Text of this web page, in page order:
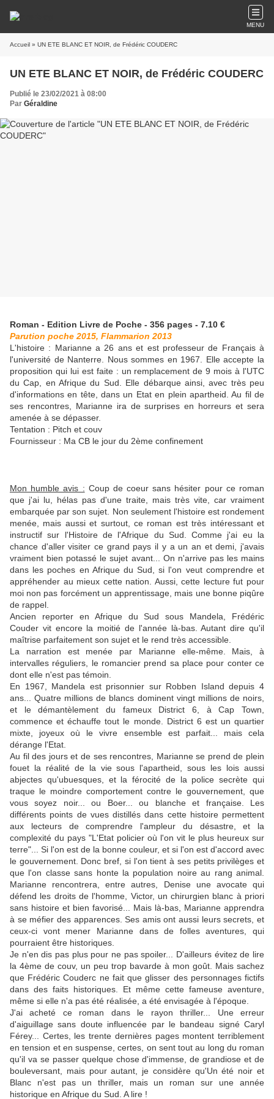
MENU
Accueil » UN ETE BLANC ET NOIR, de Frédéric COUDERC
UN ETE BLANC ET NOIR, de Frédéric COUDERC
Publié le 23/02/2021 à 08:00
Par Géraldine
Roman - Edition Livre de Poche - 356 pages - 7.10 €
Parution poche 2015, Flammarion 2013
L'histoire : Marianne a 26 ans et est professeur de Français à
l'université de Nanterre. Nous sommes en 1967. Elle accepte la
proposition qui lui est faite : un remplacement de 9 mois à l'UTC
du Cap, en Afrique du Sud. Elle débarque ainsi, avec très peu
d'informations en tête, dans un Etat en plein apartheid. Au fil de
ses rencontres, Marianne ira de surprises en horreurs et sera
amenée à se dépasser.
Tentation : Pitch et couv
Fournisseur : Ma CB le jour du 2ème confinement
Mon humble avis : Coup de coeur sans hésiter pour ce roman
que j'ai lu, hélas pas d'une traite, mais très vite, car vraiment
embarquée par son sujet. Non seulement l'histoire est rondement
menée, mais aussi et surtout, ce roman est très intéressant et
instructif sur l'Histoire de l'Afrique du Sud. Comme j'ai eu la
chance d'aller visiter ce grand pays il y a un an et demi, j'avais
vraiment bien potassé le sujet avant... On n'arrive pas les mains
dans les poches en Afrique du Sud, si l'on veut comprendre et
appréhender au mieux cette nation. Aussi, cette lecture fut pour
moi non pas forcément un apprentissage, mais une bonne piqûre
de rappel.
Ancien reporter en Afrique du Sud sous Mandela, Frédéric
Couder vit encore la moitié de l'année là-bas. Autant dire qu'il
maîtrise parfaitement son sujet et le rend très accessible.
La narration est menée par Marianne elle-même. Mais, à
intervalles réguliers, le romancier prend sa place pour conter ce
dont elle n'est pas témoin.
En 1967, Mandela est prisonnier sur Robben Island depuis 4
ans... Quatre millions de blancs dominent vingt millions de noirs,
et le démantèlement du fameux District 6, à Cap Town,
commence et échauffe tout le monde. District 6 est un quartier
mixte, joyeux où le vivre ensemble est parfait... mais cela
dérange l'Etat.
Au fil des jours et de ses rencontres, Marianne se prend de plein
fouet la réalité de la vie sous l'apartheid, sous les lois aussi
abjectes qu'ubuesques, et la férocité de la police secrète qui
traque le moindre comportement contre le gouvernement, que
vous soyez noir... ou Boer... ou blanche et française. Les
différents points de vues distillés dans cette histoire permettent
aux lecteurs de comprendre l'ampleur du désastre, et la
complexité du pays "L'Etat policier où l'on vit le plus heureux sur
terre"... Si l'on est de la bonne couleur, et si l'on est d'accord avec
le gouvernement. Donc bref, si l'on tient à ses petits privilèges et
que l'on classe sans honte la population noire au rang animal.
Marianne rencontrera, entre autres, Denise une avocate qui
défend les droits de l'homme, Victor, un chirurgien blanc à priori
sans histoire et bien favorisé... Mais là-bas, Marianne apprendra
à se méfier des apparences. Ses amis ont aussi leurs secrets, et
ceux-ci vont mener Marianne dans de folles aventures, qui
pourraient être historiques.
Je n'en dis pas plus pour ne pas spoiler... D'ailleurs évitez de lire
la 4ème de couv, un peu trop bavarde à mon goût. Mais sachez
que Frédéric Couderc ne fait que glisser des personnages fictifs
dans des faits historiques. Et même cette fameuse aventure,
même si elle n'a pas été réalisée, a été envisagée à l'époque.
J'ai acheté ce roman dans le rayon thriller... Une erreur
d'aiguillage sans doute influencée par le bandeau signé Caryl
Férey... Certes, les trente dernières pages montent terriblement
en tension et en suspense, certes, on sent tout au long du roman
qu'il va se passer quelque chose d'immense, de grandiose et de
bouleversant, mais pour autant, je considère qu'Un été noir et
Blanc n'est pas un thriller, mais un roman sur une année
historique en Afrique du Sud. A lire !